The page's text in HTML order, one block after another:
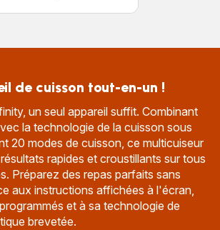
€
de cuisson tout-en-un !
un seul appareil suffit. Combinant
la technologie de la cuisson sous
20 modes de cuisson, ce multicuiseur
rapides et croustillants sur tous
Préparez des repas parfaits sans
aux instructions affichées à l'écran,
et à sa technologie de
brevetée.